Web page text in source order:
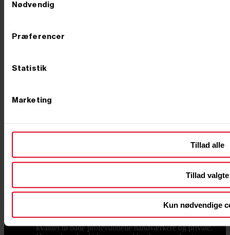
Nødvendig
Præferencer
Statistik
Marketing
Tillad alle
Tillad valgte
Kun nødvendige
ideelt til at bore præcise og dybe huller hurtigt og
opsætning af hegn, stolper, træer eller skilte. Pælebor
jordtyper og fås i både hånddrevne og motoriserede
benzindrevne modeller, reducerer fysisk belastning og
arbejdsområde. Det er et alsidigt værktøj, der hurtigt
kan tjene sig selv hjem gennem høj effektivitet og
pælebor, er det vigtigt at overveje både pris og kvalitet.
Hos PrimusDanmark tilbyder vi kvalitetsprodukter til
søger en mere økonomisk løsning, og til dig der søger
passer til dit budget. Lynhurtig levering og venlig
service Hos PrimusDanmark tilbyder vi værktøj af høj
kvalitet til både professionelle håndværkere og private.